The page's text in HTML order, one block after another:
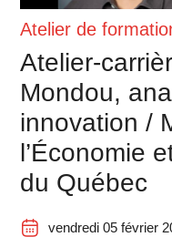
Atelier de
Atelier-
Mondou,
innovation /
l’Économie
du Québec
vendredi 05 février